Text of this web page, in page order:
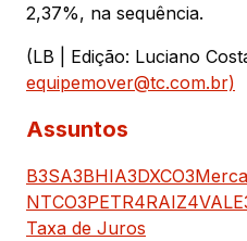
2,37%, na sequência.
(LB | Edição: Luciano
equipemover@tc.com.br)
Assuntos
B3SA3BHIA3DXCO3
NTCO3PETR4RAIZ4
Taxa de Juros